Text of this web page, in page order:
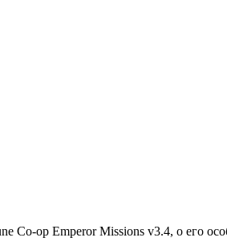
Co-op Emperor Missions v3.4, о его